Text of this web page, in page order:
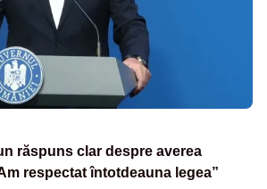
răspuns clar despre averea
respectat întotdeauna legea”